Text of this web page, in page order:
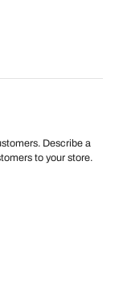
Describe a
to your store.